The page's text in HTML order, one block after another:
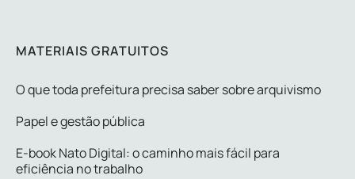
MATERIAIS GRATUITOS
O que toda prefeitura precisa saber sobre arquivismo
Papel e gestão pública
E-book Nato Digital: o caminho mais fácil para
eficiência no trabalho